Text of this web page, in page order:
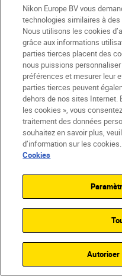
Produits
Inspiration
Aide et assistance
Société
Nikon Europe BV vous
technologies similaires à
Nous utilisons les cookies
grâce aux informations
parties tierces placent des
nous puissions
préférences et mesurer leur
parties tierces peuvent
dehors de nos sites Internet.
les cookies », vous
traitement des données
souhaitez en savoir plus,
d’information sur les cookies.
Cookies
Autoriser